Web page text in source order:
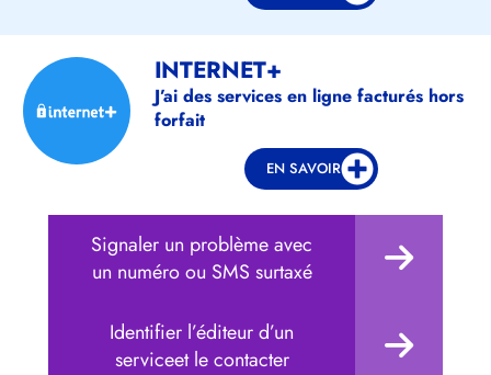
INTERNET+
J’ai des services en ligne facturés hors
forfait
EN SAVOIR
Signaler un problème avec
un numéro ou SMS surtaxé
Identifier l’éditeur d’un
serviceet le contacter